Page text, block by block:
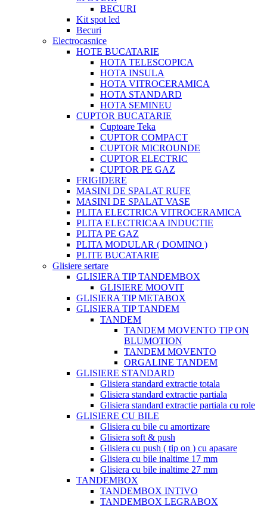
BECURI
Kit spot led
Becuri
Electrocasnice
HOTE BUCATARIE
HOTA TELESCOPICA
HOTA INSULA
HOTA VITROCERAMICA
HOTA STANDARD
HOTA SEMINEU
CUPTOR BUCATARIE
Cuptoare Teka
CUPTOR COMPACT
CUPTOR MICROUNDE
CUPTOR ELECTRIC
CUPTOR PE GAZ
FRIGIDERE
MASINI DE SPALAT RUFE
MASINI DE SPALAT VASE
PLITA ELECTRICA VITROCERAMICA
PLITA ELECTRICAA INDUCTIE
PLITA PE GAZ
PLITA MODULAR ( DOMINO )
PLITE BUCATARIE
Glisiere sertare
GLISIERA TIP TANDEMBOX
GLISIERE MOOVIT
GLISIERA TIP METABOX
GLISIERA TIP TANDEM
TANDEM
TANDEM MOVENTO TIP ON
BLUMOTION
TANDEM MOVENTO
ORGALINE TANDEM
GLISIERE STANDARD
Glisiera standard extractie totala
Glisiera standard extractie partiala
Glisiera standard extractie partiala cu role
GLISIERE CU BILE
Glisiera cu bile cu amortizare
Glisiera soft & push
Glisiera cu push ( tip on ) cu apasare
Glisiera cu bile inaltime 17 mm
Glisiera cu bile inaltime 27 mm
TANDEMBOX
TANDEMBOX INTIVO
TANDEMBOX LEGRABOX